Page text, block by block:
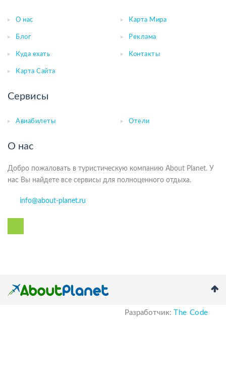
О нас Карта Мира
Блог Реклама
Куда ехать Контакты
Карта Сайта
Сервисы
Авиабилеты Отели
О нас
Добро пожаловать в туристическую компанию About Planet. У
нас Вы найдете все сервисы для полноценного отдыха.
info@about-planet.ru
Разработчик: The Code